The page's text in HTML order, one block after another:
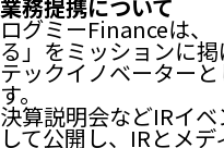
業務提携について
ログミーFinanceは、
る」をミッションに
テックイノベーター
す。
決算説明会などIRイ
して公開し、IRとメ